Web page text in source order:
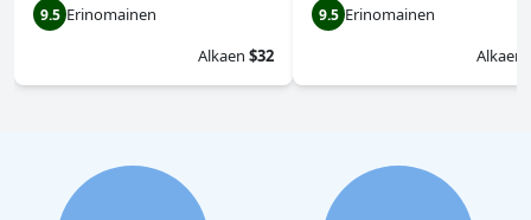
9.5 Erinomainen
Alkaen $32
9.5 Erinomainen
Alkaen